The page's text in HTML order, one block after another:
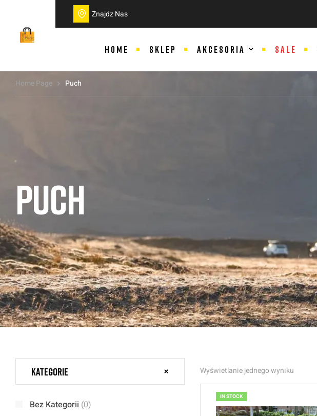
Znajdz Nas
HOME SKLEP AKCESORIA SALE
PUCH
Home Page Puch
Wyświetlanie jednego wyniku
IN STOCK
Kategorie
Bez Kategorii (0)